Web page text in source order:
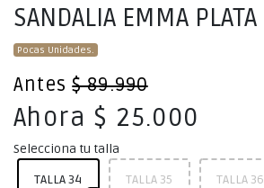
SANDALIA EMMA PLATA
Pocas Unidades.
Antes$ 89.990
Ahora $ 25.000
Selecciona tu talla
TALLA 34
TALLA 35 TALLA 36